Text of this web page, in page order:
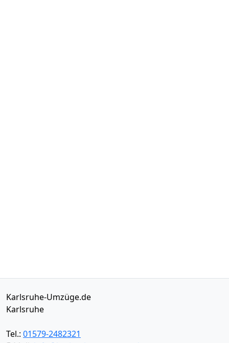
Karlsruhe-Umzüge.de
Karlsruhe
Tel.: 01579-2482321